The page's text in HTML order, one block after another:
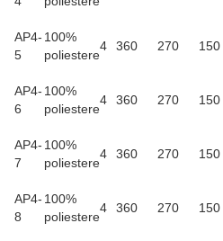
AP4-
5
100%
poliestere
4 360 270 150
AP4-
6
100%
poliestere
4 360 270 150
AP4-
7
100%
poliestere
4 360 270 150
AP4-
8
100%
poliestere
4 360 270 150